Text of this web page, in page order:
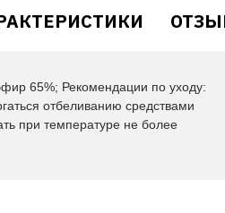
65%; Рекомендации по уходу:
отбеливанию средствами
при температуре не более